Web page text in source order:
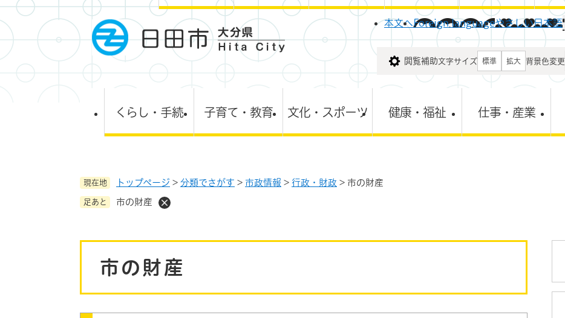
ペ
ー
の
メニューを飛ばして本文へ
本文へForeign languageやさしい日本語
閲覧補助文字サイズ 標準 拡大 背景色変更
くらし・手続 子育て・教育 文化・スポーツ 健康・福祉 仕事・産業
現在地 トップページ > 分類でさがす > 市政情報 > 行政・財政 > 市の財産
足あと 市の財産
市の財産